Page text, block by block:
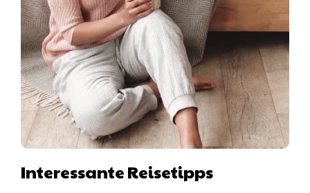
Interessante Reisetipps